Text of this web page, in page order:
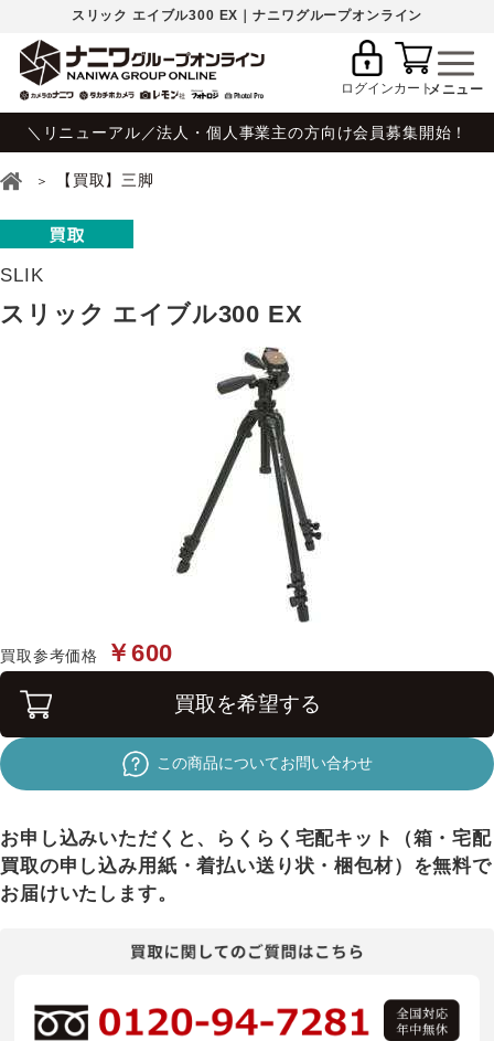
スリック エイブル300 EX｜ナニワグループオンライン
ログインカート
＼リニューアル／法人・個人事業主の方向け会員募集開始！
【買取】三脚
SLIK
スリック エイブル300 EX
買取参考価格 ￥600
買取を希望する
この商品についてお問い合わせ
お申し込みいただくと、らくらく宅配キット（箱・宅配
買取の申し込み用紙・着払い送り状・梱包材）を無料で
お届けいたします。